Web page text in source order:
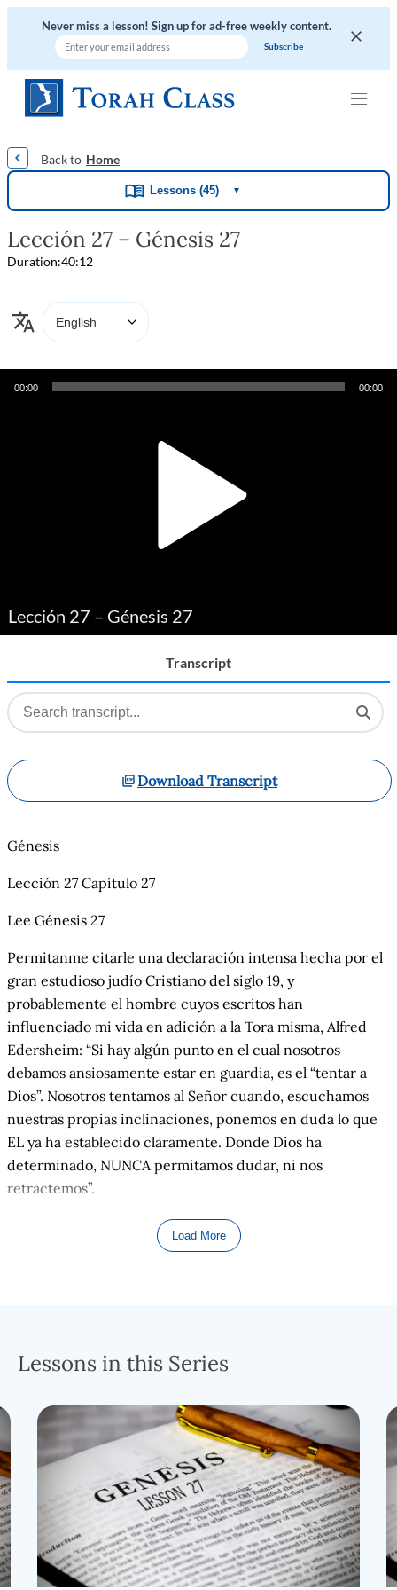
Never miss a lesson! Sign up for ad-free weekly content.
Home
Lessons (45) ▼
Lección 27 – Génesis 27
Duration:40:12
00:00 00:00
Lección 27 – Génesis 27
Transcript
Download Transcript
Génesis
Lección 27 Capítulo 27
Lee Génesis 27
Permitanme citarle una declaración intensa hecha por el
gran estudioso judío Cristiano del siglo 19, y
probablemente el hombre cuyos escritos han
influenciado mi vida en adición a la Tora misma, Alfred
Edersheim: “Si hay algún punto en el cual nosotros
debamos ansiosamente estar en guardia, es el “tentar a
Dios”. Nosotros tentamos al Señor cuando, escuchamos
nuestras propias inclinaciones, ponemos en duda lo que
EL ya ha establecido claramente. Donde Dios ha
determinado, NUNCA permitamos dudar, ni nos
retractemos”.
Cuán frecuentemente todos hemos sufrido al ver
claramente los requisitos de Dios para nosotros, pero le
Este capítulo comienza con el anciano, ciego, y enfermo
cena conmemorativa que era parte de la bendición que
Isaac quería otorgar sobre Esaú. Esto, por supuesto, no
era lo que Dios le había dicho a Isaac, a través de su
esposa Rebeca acerca de lo que iba a suceder. ¿Será que
Isaac, todos esos años atrás, simplemente decidió ignorar
lo que su esposa le había dicho….tal vez escéptico? ¿Acaso
el había formado una unión con Esaú y no podía soportar
el hecho de que iba a quitar esta importante bendición de
Load More
Lessons in this Series